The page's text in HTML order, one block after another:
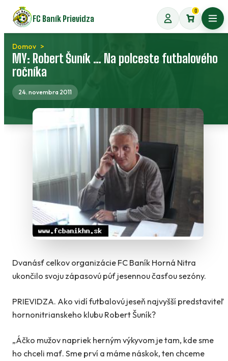
Preskočiť
na
obsah
FC Baník Prievidza
0
Domov
MY: Robert Šuník … Na polceste futbalového
ročníka
24. novembra 2011
Dvanásť celkov organizácie FC Baník Horná Nitra
ukončilo svoju zápasovú púť jesennou časťou sezóny.
PRIEVIDZA. Ako vidí futbalovú jeseň najvyšší predstaviteľ
hornonitrianskeho klubu Robert Šuník?
„Áčko mužov napriek herným výkyvom je tam, kde sme
ho chceli mať. Sme prví a máme náskok, ten chceme